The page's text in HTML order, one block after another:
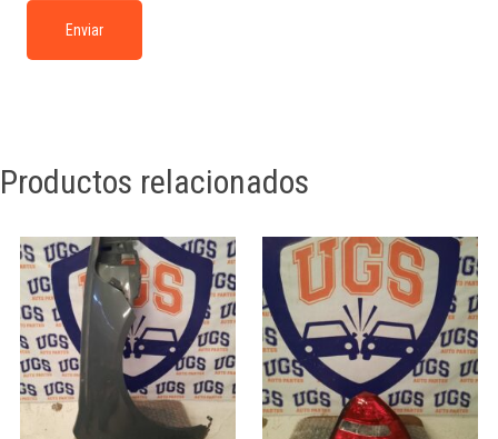
Productos relacionados